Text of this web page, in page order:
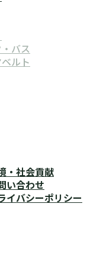
バス
ルト
・社会貢献
い合わせ
イバシーポリシー